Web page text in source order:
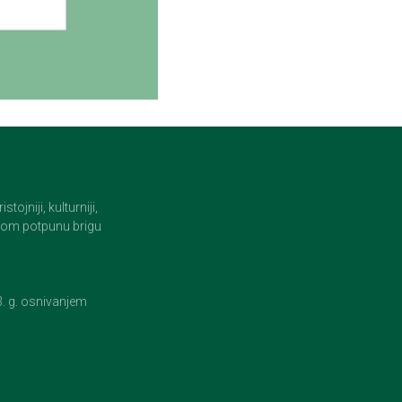
kulturniji,
potpunu brigu
g. osnivanjem